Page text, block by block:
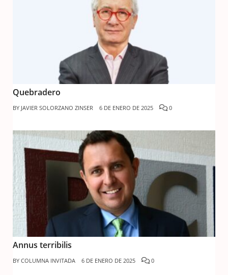
Quebradero
BY JAVIER SOLORZANO ZINSER 6 DE ENERO DE 2025 0
Annus terribilis
BY COLUMNA INVITADA 6 DE ENERO DE 2025 0